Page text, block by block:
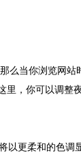
当你浏览网站
里，你可以调整
更柔和的色调